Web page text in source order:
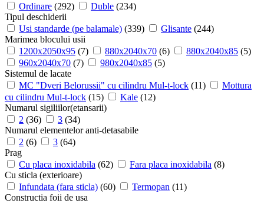
Ordinare (292) Duble (234)
Tipul deschiderii
Usi standarde (pe balamale) (339) Glisante (244)
Marimea blocului usii
1200х2050х95 (7) 880x2040x70 (6) 880x2040x85 (5)
960x2040x70 (7) 980x2040x85 (5)
Sistemul de lacate
MC "Dveri Belorussii" cu cilindru Mul-t-lock (11)
Mottura
cu cilindru Mul-t-lock (15) Kale (12)
Numarul sigiliilor(etansarii)
2 (36) 3 (34)
Numarul elementelor anti-detasabile
2 (6) 3 (64)
Prag
Cu placa inoxidabila (62) Fara placa inoxidabila (8)
Cu sticla (exterioare)
Infundata (fara sticla) (60) Termopan (11)
Constructia foii de usa